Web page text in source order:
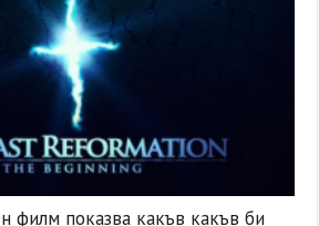
филм показва какъв какъв би